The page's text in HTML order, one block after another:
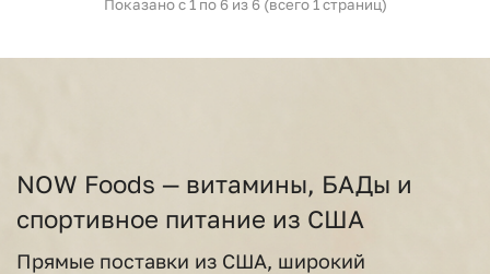
Показано с 1 по 6 из 6 (всего 1 страниц)
NOW Foods — витамины, БАДы и
спортивное питание из США
Прямые поставки из США, широкий